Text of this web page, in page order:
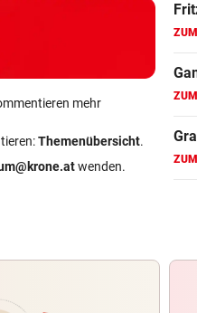
mehr
Themenübersicht.
wenden.